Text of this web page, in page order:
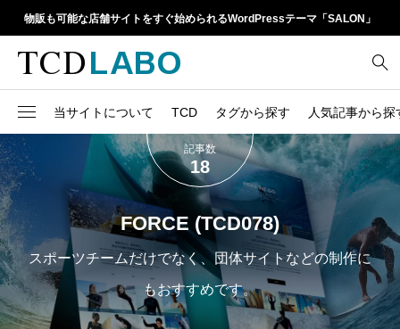
物販も可能な店舗サイトをすぐ始められるWordPressテーマ「SALON」
当サイトについて TCD タグから探す 人気記事から探
1カラム 13
Google Map 20
Gutenberg 6
h1
iframe 17
retinaディスプレイ
SEO
SNS
SNSアイコン
TCDクラシックエディタ
ラグイン
TCD LABOとは
TCDテーマ一覧
ファイルの編集方法
WordPressテーマ比較
人気ランキング
アップデート情報
よくあるご質問
FORCE (TCD078)
スポーツチームだけでなく、団体サイトなどの制作に
もおすすめです。
記事数
18